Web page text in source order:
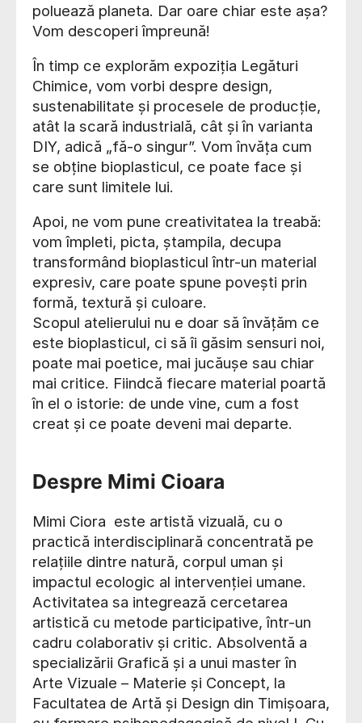
poluează planeta. Dar oare chiar este așa?
Vom descoperi împreună!
În timp ce explorăm expoziția Legături
Chimice, vom vorbi despre design,
sustenabilitate și procesele de producție,
atât la scară industrială, cât și în varianta
DIY, adică „fă-o singur”. Vom învăța cum
se obține bioplasticul, ce poate face și
care sunt limitele lui.
Apoi, ne vom pune creativitatea la treabă:
vom împleti, picta, ștampila, decupa
transformând bioplasticul într-un material
expresiv, care poate spune povești prin
formă, textură și culoare.
Scopul atelierului nu e doar să învățăm ce
este bioplasticul, ci să îi găsim sensuri noi,
poate mai poetice, mai jucăușe sau chiar
mai critice. Fiindcă fiecare material poartă
în el o istorie: de unde vine, cum a fost
creat și ce poate deveni mai departe.
Despre Mimi Cioara
Mimi Ciora este artistă vizuală, cu o
practică interdisciplinară concentrată pe
relațiile dintre natură, corpul uman și
impactul ecologic al intervenției umane.
Activitatea sa integrează cercetarea
artistică cu metode participative, într-un
cadru colaborativ și critic. Absolventă a
specializării Grafică și a unui master în
Arte Vizuale – Materie și Concept, la
Facultatea de Artă și Design din Timișoara,